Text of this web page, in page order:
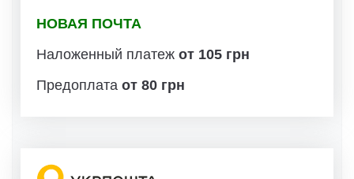
НОВАЯ ПОЧТА
Наложенный платеж от 105 грн
Предоплата от 80 грн